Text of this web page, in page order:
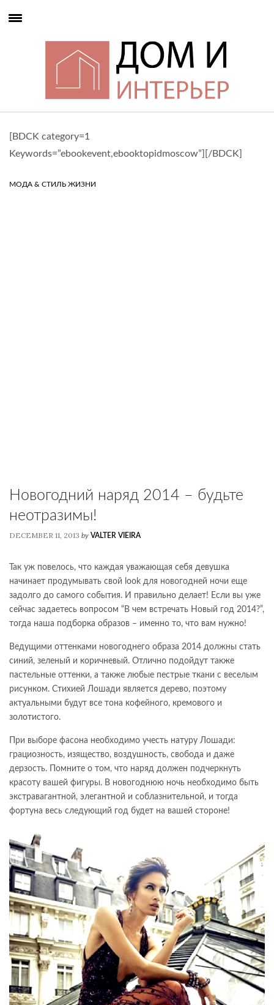
[BDCK category=1
Keywords=”ebookevent,ebooktopidmoscow”][/BDCK]
МОДА & СТИЛЬ ЖИЗНИ
Новогодний наряд 2014 – будьте
неотразимы!
DECEMBER 11, 2013 by VALTER VIEIRA
Так уж повелось, что каждая уважающая себя девушка
начинает продумывать свой look для новогодней ночи еще
задолго до самого события. И правильно делает! Если вы уже
сейчас задаетесь вопросом “В чем встречать Новый год 2014?”,
тогда наша подборка образов – именно то, что вам нужно!
Ведущими оттенками новогоднего образа 2014 должны стать
синий, зеленый и коричневый. Отлично подойдут также
пастельные оттенки, а также любые пестрые ткани с веселым
рисунком. Стихией Лошади является дерево, поэтому
актуальными будут все тона кофейного, кремового и
золотистого.
При выборе фасона необходимо учесть натуру Лошади:
грациозность, изящество, воздушность, свобода и даже
дерзость. Помните о том, что наряд должен подчеркнуть
красоту вашей фигуры. В новогоднюю ночь необходимо быть
экстравагантной, элегантной и соблазнительной, и тогда
фортуна весь следующий год будет на вашей стороне!